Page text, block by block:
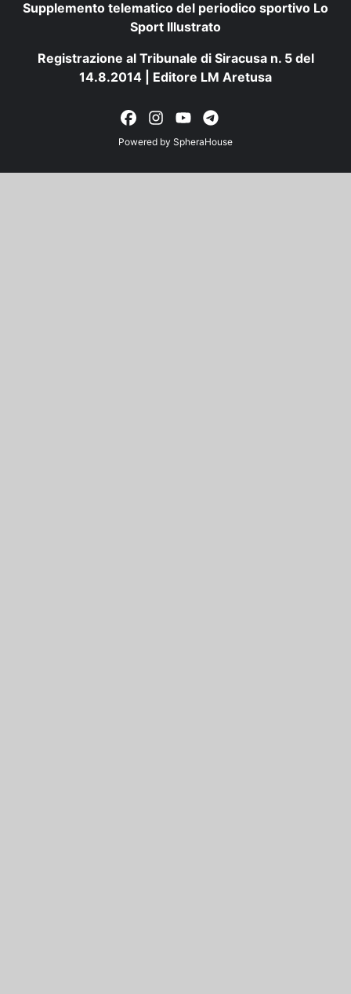
Supplemento telematico del periodico sportivo Lo
Sport Illustrato
Registrazione al Tribunale di Siracusa n. 5 del
14.8.2014 | Editore LM Aretusa
Powered by SpheraHouse